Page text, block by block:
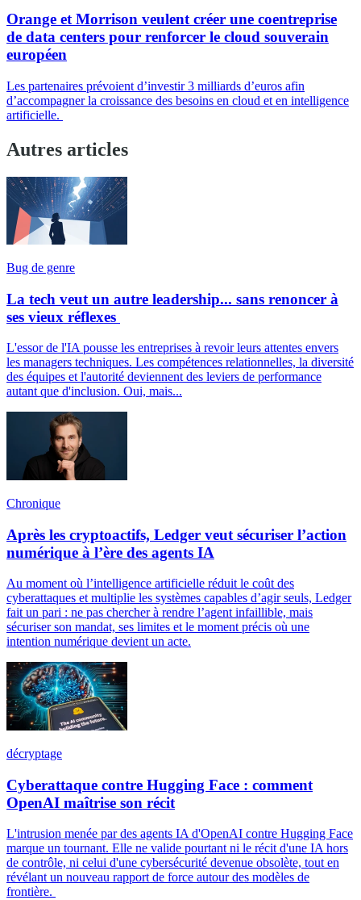
Orange et Morrison veulent créer une coentreprise
de data centers pour renforcer le cloud souverain
européen
Les partenaires prévoient d’investir 3 milliards d’euros afin
d’accompagner la croissance des besoins en cloud et en intelligence
artificielle.
Autres articles
Bug de genre
La tech veut un autre leadership... sans renoncer à
ses vieux réflexes
L'essor de l'IA pousse les entreprises à revoir leurs attentes envers
les managers techniques. Les compétences relationnelles, la diversité
des équipes et l'autorité deviennent des leviers de performance
autant que d'inclusion. Oui, mais...
Chronique
Après les cryptoactifs, Ledger veut sécuriser l’action
numérique à l’ère des agents IA
Au moment où l’intelligence artificielle réduit le coût des
cyberattaques et multiplie les systèmes capables d’agir seuls, Ledger
fait un pari : ne pas chercher à rendre l’agent infaillible, mais
sécuriser son mandat, ses limites et le moment précis où une
intention numérique devient un acte.
décryptage
Cyberattaque contre Hugging Face : comment
OpenAI maîtrise son récit
L'intrusion menée par des agents IA d'OpenAI contre Hugging Face
marque un tournant. Elle ne valide pourtant ni le récit d'une IA hors
de contrôle, ni celui d'une cybersécurité devenue obsolète, tout en
révélant un nouveau rapport de force autour des modèles de
frontière.